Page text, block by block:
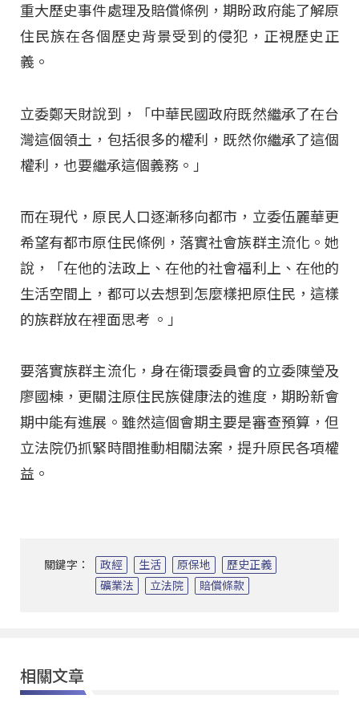
重大歷史事件處理及賠償條例，期盼政府能了解原
住民族在各個歷史背景受到的侵犯，正視歷史正
義。
立委鄭天財說到，「中華民國政府既然繼承了在台
灣這個領土，包括很多的權利，既然你繼承了這個
權利，也要繼承這個義務。」
而在現代，原民人口逐漸移向都市，立委伍麗華更
希望有都市原住民條例，落實社會族群主流化。她
說，「在他的法政上、在他的社會福利上、在他的
生活空間上，都可以去想到怎麼樣把原住民，這樣
的族群放在裡面思考 。」
要落實族群主流化，身在衛環委員會的立委陳瑩及
廖國棟，更關注原住民族健康法的進度，期盼新會
期中能有進展。雖然這個會期主要是審查預算，但
立法院仍抓緊時間推動相關法案，提升原民各項權
益。
關鍵字： 政經 生活 原保地
歷史正義
礦業法
立法院 賠償條款
相關文章